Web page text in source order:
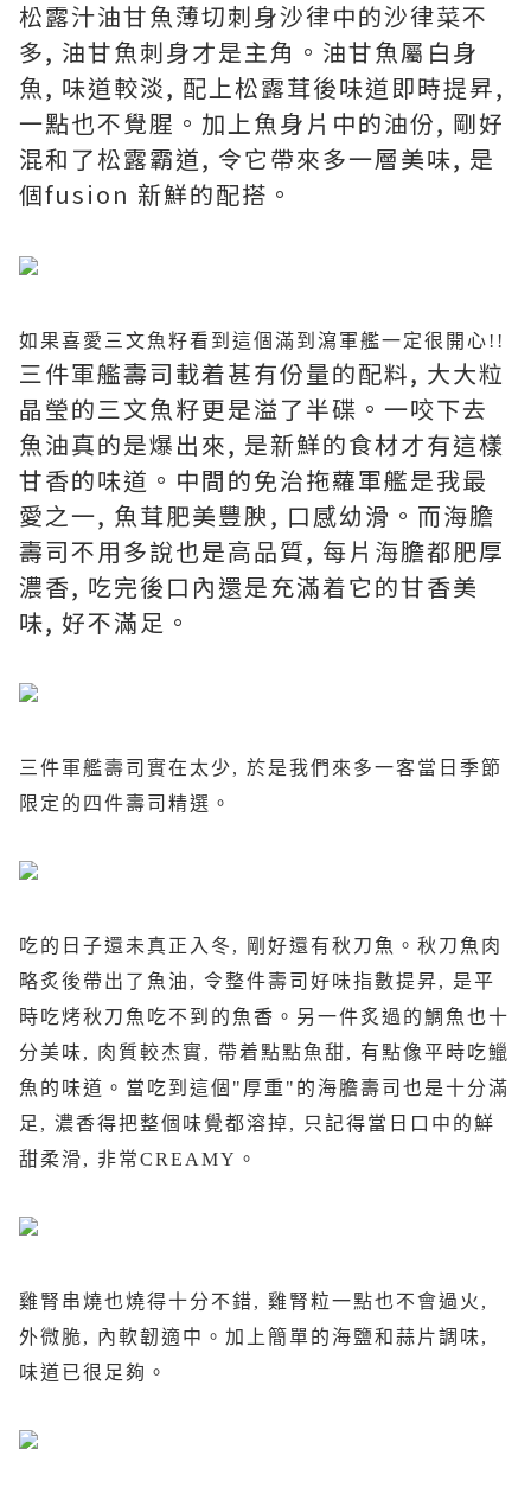
松露汁油甘魚薄切刺身沙律中的沙律菜不
多, 油甘魚刺身才是主角。油甘魚屬白身
魚, 味道較淡, 配上松露茸後味道即時提昇,
一點也不覺腥。加上魚身片中的油份, 剛好
混和了松露霸道, 令它帶來多一層美味, 是
個fusion 新鮮的配搭。
如果喜愛三文魚籽看到這個滿到瀉軍艦一定很開心!!
三件軍艦壽司載着甚有份量的配料, 大大粒
晶瑩的三文魚籽更是溢了半碟。一咬下去
魚油真的是爆出來, 是新鮮的食材才有這樣
甘香的味道。中間的免治拖蘿軍艦是我最
愛之一, 魚茸肥美豐腴, 口感幼滑。而海膽
壽司不用多說也是高品質, 每片海膽都肥厚
濃香, 吃完後口內還是充滿着它的甘香美
味, 好不滿足。
三件軍艦壽司實在太少, 於是我們來多一客當日季節
限定的四件壽司精選。
吃的日子還未真正入冬, 剛好還有秋刀魚。秋刀魚肉
略炙後帶出了魚油, 令整件壽司好味指數提昇, 是平
時吃烤秋刀魚吃不到的魚香。另一件炙過的鯛魚也十
分美味, 肉質較杰實, 帶着點點魚甜, 有點像平時吃鱲
魚的味道。當吃到這個"厚重"的海膽壽司也是十分滿
足, 濃香得把整個味覺都溶掉, 只記得當日口中的鮮
甜柔滑, 非常CREAMY。
雞腎串燒也燒得十分不錯, 雞腎粒一點也不會過火,
外微脆, 內軟韌適中。加上簡單的海鹽和蒜片調味,
味道已很足夠。